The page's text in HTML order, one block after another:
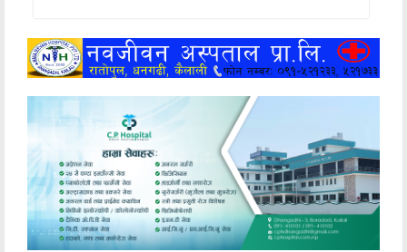
खेलकुद
मनोरञ्जन
अन्य